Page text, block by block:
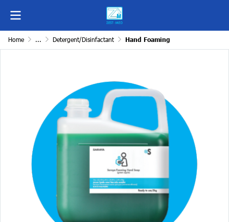
Home ... Detergent/Disinfactant Hand Foaming